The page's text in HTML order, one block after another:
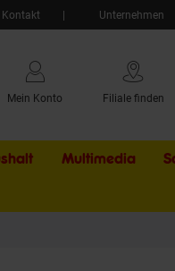
Kontakt Unternehmen
Mein Konto Filiale finden
Multimedia